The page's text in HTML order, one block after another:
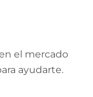
el mercado
ayudarte.